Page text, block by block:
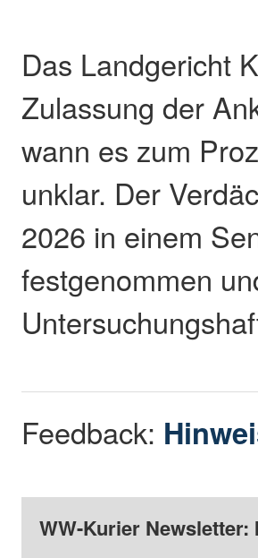
Das Landgericht
Zulassung der
wann es zum
unklar. Der
2026 in einem
festgenommen
Feedback:
WW-Kurier